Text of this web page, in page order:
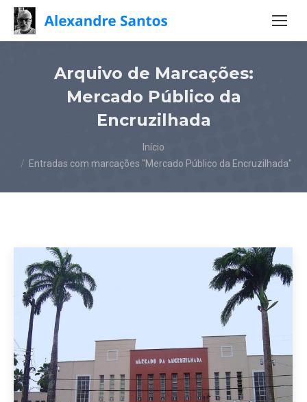
Arquivo de Marcações:
Mercado Público da
Encruzilhada
Início
Entradas com marcações "Mercado Público da Encruzilhada"